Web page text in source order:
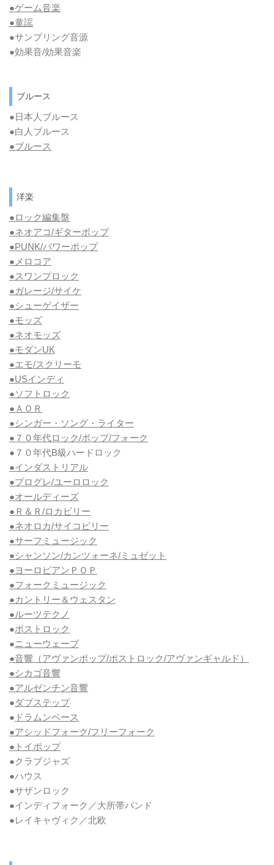
●ゲーム音楽
●童謡
●サンプリング音源
●効果音/効果音楽
ブルース
●日本人ブルース
●白人ブルース
●ブルース
洋楽
●ロック編集盤
●ネオアコ/ギターポップ
●PUNK/パワーポップ
●メロコア
●スワンプロック
●ガレージ/サイケ
●シューゲイザー
●モッズ
●ネオモッズ
●モダンUK
●エモ/スクリーモ
●USインディ
●ソフトロック
●ＡＯＲ
●シンガー・ソング・ライター
●７０年代ロック/ポップ/フォーク
●７０年代B級ハードロック
●インダストリアル
●プログレ/ユーロロック
●オールディーズ
●Ｒ＆Ｒ/ロカビリー
●ネオロカ/サイコビリー
●サーフミュージック
●シャンソン/カンツォーネ/ミュゼット
●ヨーロピアンＰＯＰ
●フォークミュージック
●カントリー＆ウェスタン
●ルーツテクノ
●ポストロック
●ニューウェーブ
●音響（アヴァンポップ/ポストロック/アヴァンギャルド）
●シカゴ音響
●アルゼンチン音響
●ダブステップ
● ドラムンベース
●アシッドフォーク/フリーフォーク
●トイポップ
●クラブジャズ
●ハウス
●サザンロック
●インディフォーク／大所帯バンド
●レイキャヴィク／北欧